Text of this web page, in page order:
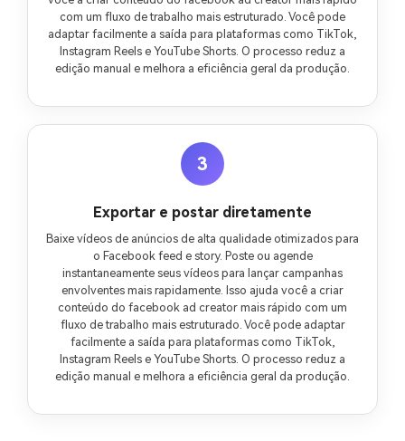
com um fluxo de trabalho mais estruturado. Você pode
adaptar facilmente a saída para plataformas como TikTok,
Instagram Reels e YouTube Shorts. O processo reduz a
edição manual e melhora a eficiência geral da produção.
3
Exportar e postar diretamente
Baixe vídeos de anúncios de alta qualidade otimizados para
o Facebook feed e story. Poste ou agende
instantaneamente seus vídeos para lançar campanhas
envolventes mais rapidamente. Isso ajuda você a criar
conteúdo do facebook ad creator mais rápido com um
fluxo de trabalho mais estruturado. Você pode adaptar
facilmente a saída para plataformas como TikTok,
Instagram Reels e YouTube Shorts. O processo reduz a
edição manual e melhora a eficiência geral da produção.